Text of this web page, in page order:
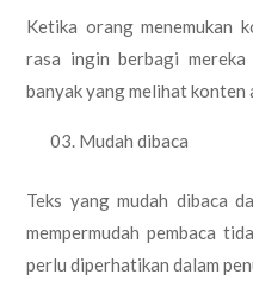
Ketika orang menemukan
rasa ingin berbagi
banyak yang melihat
Mudah dibaca
Teks yang mudah dibaca
mempermudah pembaca
perlu diperhatikan dalam